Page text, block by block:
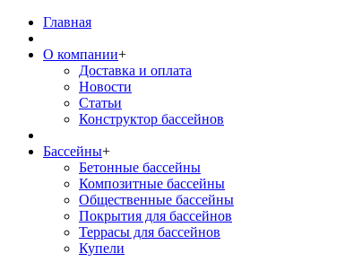
Главная
О компании+
Доставка и оплата
Новости
Статьи
Конструктор бассейнов
Бассейны+
Бетонные бассейны
Композитные бассейны
Общественные бассейны
Покрытия для бассейнов
Террасы для бассейнов
Купели